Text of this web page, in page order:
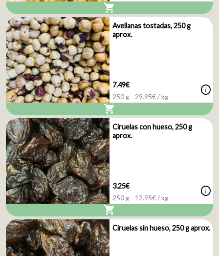
shopping_cart
Avellanas tostadas, 250 g
aprox.
7.49€
250 g 29.95€ / kg info
shopping_cart
Ciruelas con hueso, 250 g
aprox.
3.25€
250 g 12.95€ / kg info
shopping_cart
Ciruelas sin hueso, 250 g aprox.